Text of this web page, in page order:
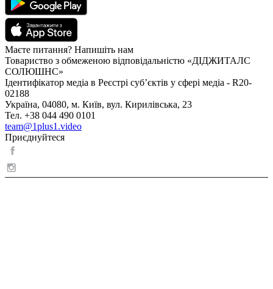
Маєте питання? Напишіть нам
Товариство з обмеженою відповідальністю «ДІДЖИТАЛС
СОЛЮШНС»
Ідентифікатор медіа в Реєстрі суб’єктів у сфері медіа - R20-
02188
Україна, 04080, м. Київ, вул. Кирилівська, 23
Тел. +38 044 490 0101
team@1plus1.video
Приєднуйтеся